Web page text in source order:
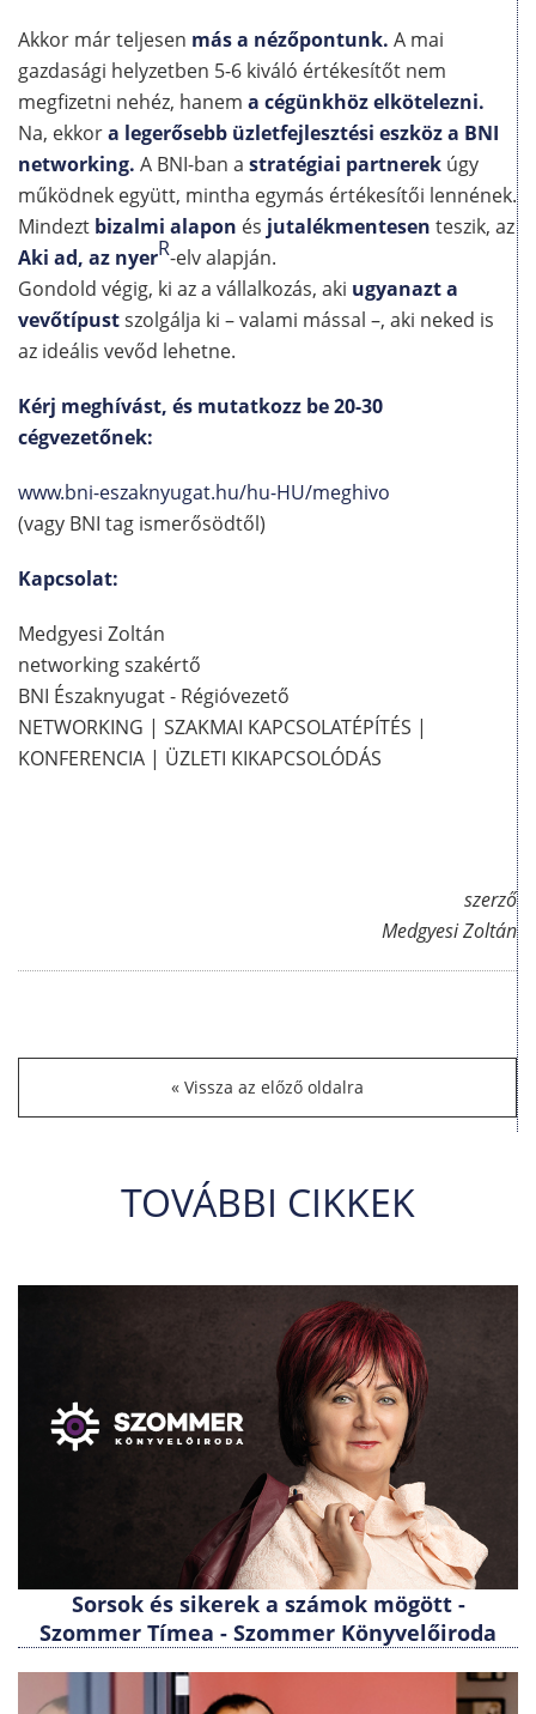
Akkor már teljesen más a nézőpontunk. A mai
gazdasági helyzetben 5-6 kiváló értékesítőt nem
megfizetni nehéz, hanem a cégünkhöz elkötelezni.
Na, ekkora legerősebb üzletfejlesztési eszköz a BNI
networking. A BNI-ban a stratégiai partnerek úgy
működnek együtt, mintha egymás értékesítői lennének.
Mindezt bizalmi alapon és jutalékmentesen teszik, az
Aki ad, az nyerR-elv alapján.
Gondold végig, ki az a vállalkozás, aki ugyanazt a
vevőtípustszolgálja ki – valami mással –, aki neked is
az ideális vevőd lehetne.
Kérj meghívást, és mutatkozz be 20-30
cégvezetőnek:
www.bni-eszaknyugat.hu/hu-HU/meghivo
(vagy BNI tag ismerősödtől)
Kapcsolat:
Medgyesi Zoltán
networking szakértő
BNI Északnyugat - Régióvezető
NETWORKING | SZAKMAI KAPCSOLATÉPÍTÉS |
KONFERENCIA | ÜZLETI KIKAPCSOLÓDÁS
szerző
Medgyesi Zoltán
Vissza az előző oldalra
TOVÁBBI CIKKEK
Sorsok és sikerek a számok mögött -
Szommer Tímea - Szommer Könyvelőiroda